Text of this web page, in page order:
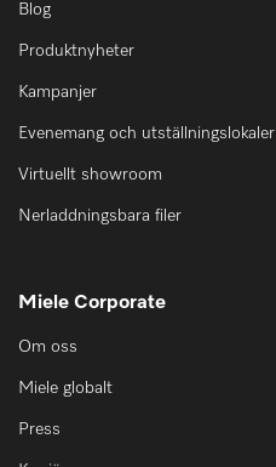
Blog
Produktnyheter
Kampanjer
Evenemang och utställningslokaler
Virtuellt showroom
Nerladdningsbara filer
Miele Corporate
Om oss
Miele globalt
Press